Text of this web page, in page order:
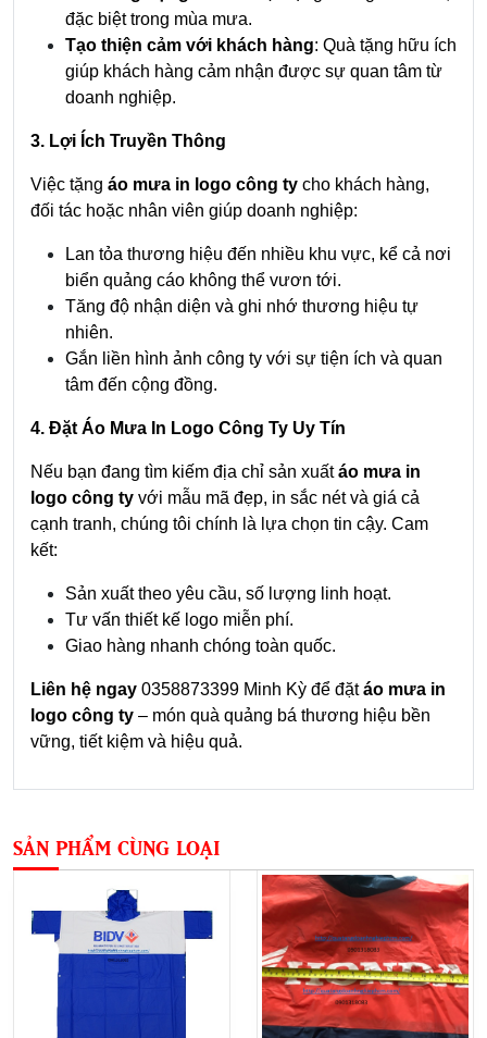
đặc biệt trong mùa mưa.
Tạo thiện cảm với khách hàng: Quà tặng hữu ích
giúp khách hàng cảm nhận được sự quan tâm từ
doanh nghiệp.
3. Lợi Ích Truyền Thông
Việc tặng áo mưa in logo công ty cho khách hàng,
đối tác hoặc nhân viên giúp doanh nghiệp:
Lan tỏa thương hiệu đến nhiều khu vực, kể cả nơi
biển quảng cáo không thể vươn tới.
Tăng độ nhận diện và ghi nhớ thương hiệu tự
nhiên.
Gắn liền hình ảnh công ty với sự tiện ích và quan
tâm đến cộng đồng.
4. Đặt Áo Mưa In Logo Công Ty Uy Tín
Nếu bạn đang tìm kiếm địa chỉ sản xuấtáo mưa in
logo công ty với mẫu mã đẹp, in sắc nét và giá cả
cạnh tranh, chúng tôi chính là lựa chọn tin cậy. Cam
kết:
Sản xuất theo yêu cầu, số lượng linh hoạt.
Tư vấn thiết kế logo miễn phí.
Giao hàng nhanh chóng toàn quốc.
Liên hệ ngay 0358873399 Minh Kỳ để đặtáo mưa in
logo công ty – món quà quảng bá thương hiệu bền
vững, tiết kiệm và hiệu quả.
SẢN PHẨM CÙNG LOẠI